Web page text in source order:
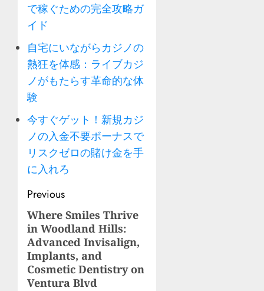
で稼ぐための完全攻略ガ
イド
自宅にいながらカジノの
熱狂を体感：ライブカジ
ノがもたらす革命的な体
験
今すぐゲット！新規カジ
ノの入金不要ボーナスで
リスクゼロの賭け金を手
に入れろ
Post
navigation
Previous
Previous
post:
Where Smiles Thrive
in Woodland Hills:
Advanced Invisalign,
Implants, and
Cosmetic Dentistry on
Ventura Blvd